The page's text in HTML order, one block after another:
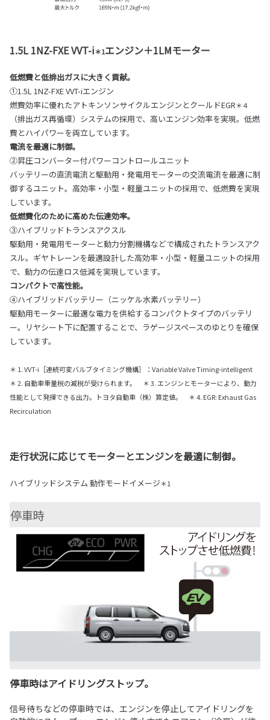
1.5L 1NZ-FXE VVT-i＊1エンジン＋1LMモーター
低燃費と低排出ガスに大きく貢献。
①1.5L 1NZ-FXE VVT-iエンジン
燃費効率に優れたアトキンソンサイクルエンジンとクールドEGR＊４
（排出ガス再循環）システムの採用で、高いエンジン効率を実現。低燃
費とハイパワーを両立しています。
電流を最適に制御。
②昇圧コンバーター付パワーコントロールユニット
バッテリーの直流電流と駆動用・発電用モーターの交流電流を最適に制
御するユニット。高効率・小型・軽量ユニットの採用で、低燃費を実現
しています。
低燃費化のために高めた伝達効率。
③ハイブリッドトランスアクスル
駆動用・発電用モーターと動力分割機構などで構成されたトランスアク
スル。ギヤトレーンを最適設計した高効率・小型・軽量ユニットの採用
で、動力の伝達ロス低減を実現しています。
コンパクトで高性能。
④ハイブリッドバッテリー（ニッケル水素バッテリー）
駆動用モーターに最適な電力を供給するコンパクトタイプのバッテリ
ー。リヤシート下に配置することで、ラゲージスペースのゆとりを確保
しています。
＊ 1. VVT-i［連続可変バルブタイミング機構］：Variable Valve Timing-intelligent
＊ 2. 自動車重量税の減税が受けられます。 ＊ 3. エンジンとモーターにより、動力
性能として発揮できる出力。トヨタ自動車（株）算定値。 ＊ 4. EGR: Exhaust Gas
Recirculation
走行状況に応じてモーターとエンジンを最適に制御。
ハイブリッドシステム 動作モードイメージ＊1
停車時はアイドリングストップ。
信号待ちなどの停車時では、エンジンを停止してアイドリングを